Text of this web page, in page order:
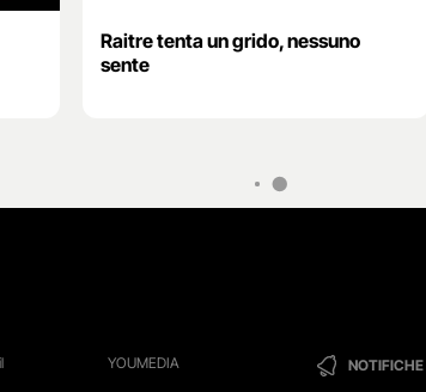
Raitre tenta un grido, nessuno
sente
YOUMEDIA NOTIFICHE